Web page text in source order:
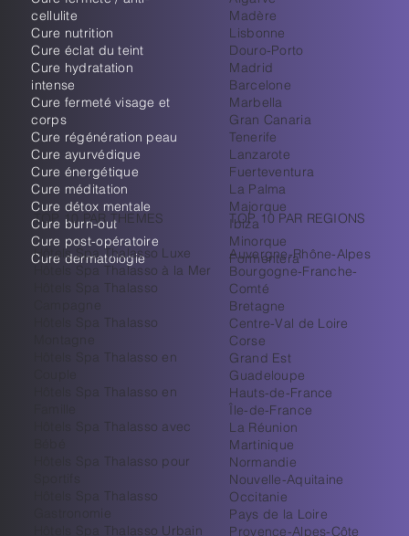
cellulite
Cure nutrition
Cure éclat du teint
Cure hydratation
intense
Cure fermeté visage et
corps
Cure régénération peau
Cure ayurvédique
Cure énergétique
Cure méditation
Cure détox mentale
Cure burn-out
Cure post-opératoire
Cure dermatologie
Madère
Lisbonne
Douro-Porto
Madrid
Barcelone
Marbella
Gran Canaria
Tenerife
Lanzarote
Fuerteventura
La Palma
Majorque
Ibiza
Minorque
Formentera
TOP 10 PAR REGIONS
Auvergne-Rhône-Alpes
Bourgogne-Franche-
Comté
Bretagne
Centre-Val de Loire
Corse
Grand Est
Guadeloupe
Hauts-de-France
Île-de-France
La Réunion
Martinique
Normandie
Nouvelle-Aquitaine
Occitanie
Pays de la Loire
Provence-Alpes-Côte
TOP 10 PAR THEMES
Hôtels Spa Thalasso Luxe
Hôtels Spa Thalasso à la Mer
Hôtels Spa Thalasso
Campagne
Hôtels Spa Thalasso
Hôtels Spa Thalasso en
Hôtels Spa Thalasso en
Hôtels Spa Thalasso avec
Hôtels Spa Thalasso pour
Hôtels Spa Thalasso
Gastronomie
Hôtels Spa Thalasso Urbain